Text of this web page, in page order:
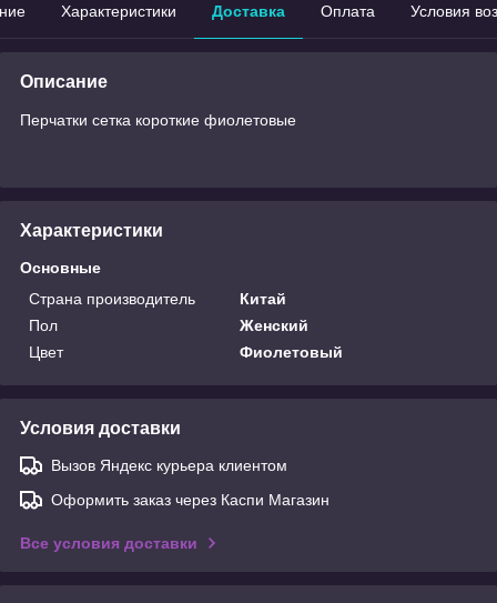
Характеристики Доставка Оплата Условия
Описание
Перчатки сетка короткие фиолетовые
Характеристики
Основные
Страна производитель
Китай
Пол
Женский
Цвет
Фиолетовый
Условия доставки
Вызов Яндекс курьера клиентом
Оформить заказ через Каспи Магазин
Все условия доставки